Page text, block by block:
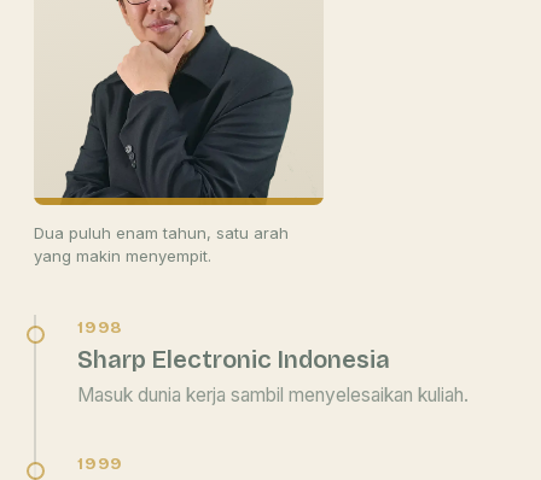
Dua puluh enam tahun, satu arah
yang makin menyempit.
1998
Sharp Electronic Indonesia
Masuk dunia kerja sambil menyelesaikan kuliah.
1999